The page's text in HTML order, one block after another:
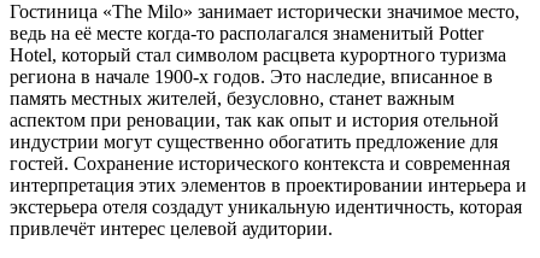
Гостиница «The Milo» занимает исторически значимое место,
ведь на её месте когда-то располагался знаменитый Potter
Hotel, который стал символом расцвета курортного туризма
региона в начале 1900-х годов. Это наследие, вписанное в
память местных жителей, безусловно, станет важным
аспектом при реновации, так как опыт и история отельной
индустрии могут существенно обогатить предложение для
гостей. Сохранение исторического контекста и современная
интерпретация этих элементов в проектировании интерьера и
экстерьера отеля создадут уникальную идентичность, которая
привлечёт интерес целевой аудитории.